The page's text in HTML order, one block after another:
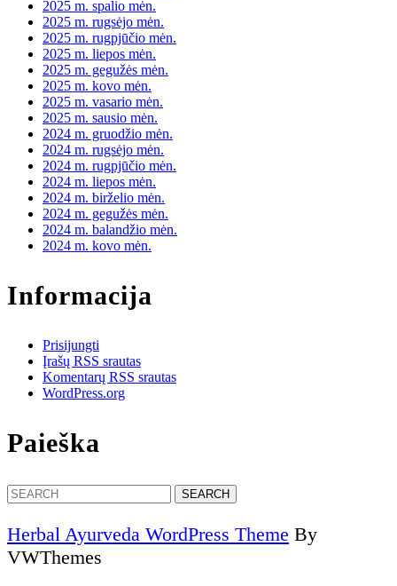
2025 m. spalio mėn.
2025 m. rugsėjo mėn.
2025 m. rugpjūčio mėn.
2025 m. liepos mėn.
2025 m. gegužės mėn.
2025 m. kovo mėn.
2025 m. vasario mėn.
2025 m. sausio mėn.
2024 m. gruodžio mėn.
2024 m. rugsėjo mėn.
2024 m. rugpjūčio mėn.
2024 m. liepos mėn.
2024 m. birželio mėn.
2024 m. gegužės mėn.
2024 m. balandžio mėn.
2024 m. kovo mėn.
Informacija
Prisijungti
Įrašų RSS srautas
Komentarų RSS srautas
WordPress.org
Paieška
Search
for:
Herbal Ayurveda WordPress Theme By
VWThemes